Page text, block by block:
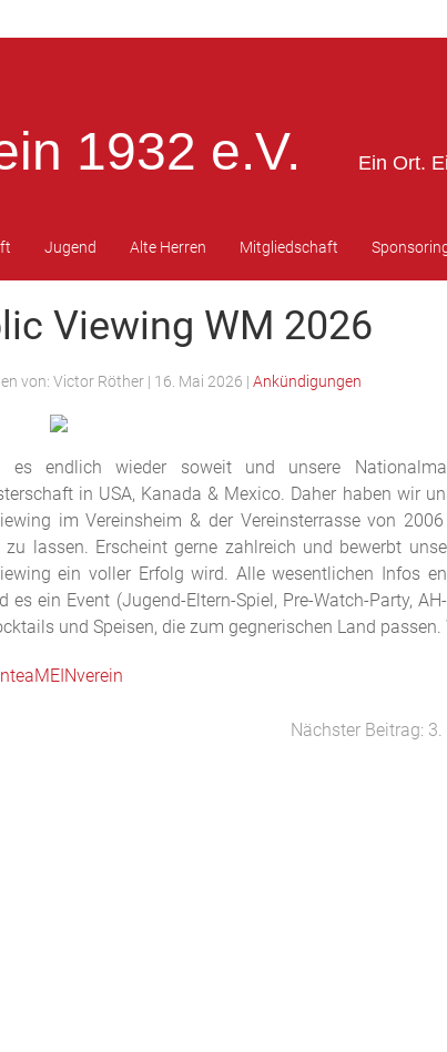
1932 e.V. Ein Ort.
Jugend Alte Herren Mitgliedschaft
Viewing WM 2026
von: Victor Röther | 16. Mai 2026 | Ankündigungen
es endlich wieder soweit und unsere
in USA, Kanada & Mexico. Daher haben wir
im Vereinsheim & der Vereinsterrasse von
zu lassen. Erscheint gerne zahlreich und bewerbt
ein voller Erfolg wird. Alle wesentlichen Infos
es ein Event (Jugend-Eltern-Spiel, Pre-Watch-Party,
und Speisen, die zum gegnerischen Land
Nächster Beitrag: